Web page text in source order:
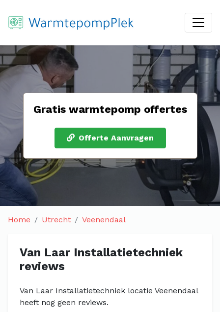
Gratis warmtepomp offertes
Offerte Aanvragen
Home Utrecht Veenendaal
Van Laar Installatietechniek
reviews
Van Laar Installatietechniek locatie Veenendaal
heeft nog geen reviews.